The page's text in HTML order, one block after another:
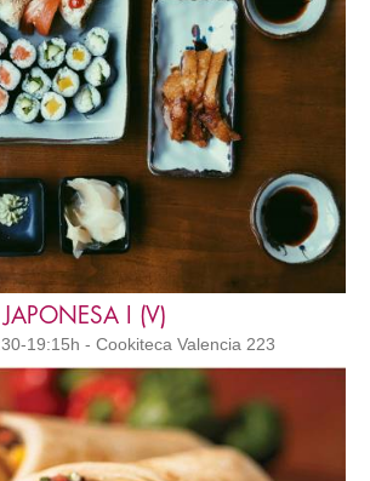
I (V)
19:15h - Cookiteca Valencia 223